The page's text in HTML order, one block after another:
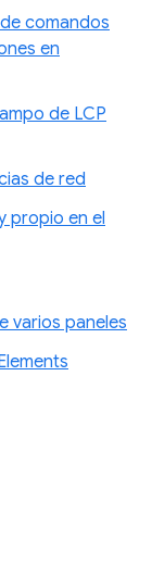
comandos
en
de LCP
de red
propio en el
varios paneles